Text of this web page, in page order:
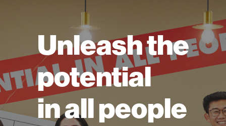
Unleash the
potential
in all people